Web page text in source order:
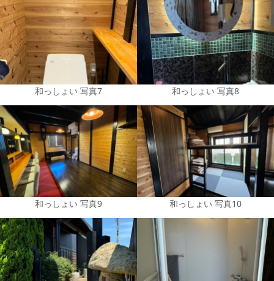
和っしょい 写真7 和っしょい 写真8
和っしょい 写真9 和っしょい 写真10